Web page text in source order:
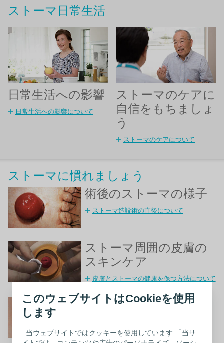
このウェブサイトはCookieを使用
します
当ウェブサイトではクッキーを使用しています 「当サ
ストーマ日常生活
日常生活への影響
日常生活への影響について
ストーマのケアに
自信をもちましょ
う
ストーマのケアについて
ストーマに慣れましょう
術後のストーマの様子
ストーマ造設術の直後について
ストーマ周囲の皮膚の
スキンケア
皮膚とストーマの健康を保つ方法について
ストーマ周囲の皮膚刺
ストーマ周囲の皮膚について